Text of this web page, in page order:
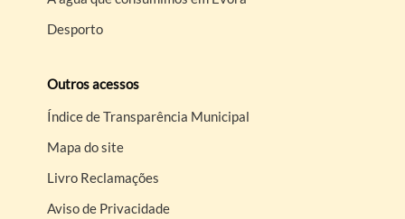
Desporto
Outros acessos
Índice de Transparência Municipal
Mapa do site
Livro Reclamações
Aviso de Privacidade